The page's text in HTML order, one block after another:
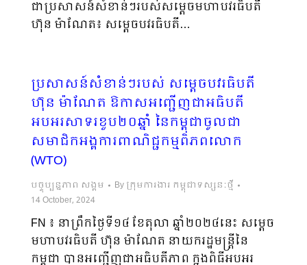
ជាប្រសាសន៍សំខាន់ៗរប​ស់សម្តេចមហាបវរធិបតី
ហ៊ុន ម៉ាណែត៖ សម្តេចបវរធិបតី…
ប្រសាសន៍សំខាន់ៗរបស់ សម្ដេចបវរធិបតី
ហ៊ុន ម៉ាណែត ឱកាសអញ្ជើញជាអធិបតី
អបអរសាទរខួប២០ឆ្នាំ នៃកម្ពុជាចូលជា
សមាជិកអង្គការពាណិជ្ជកម្មពិភពលោក
(WTO)
បច្ចុប្បន្នភាព សង្គម By ក្រុមការងារ កម្ពុជាទស្សនៈថ្មី
14 October, 2024
FN ៖ នាព្រឹកថ្ងៃទី១៤ ខែតុលា ឆ្នាំ២០២៤នេះ សម្ដេច
មហាបវរធិបតី ហ៊ុន ម៉ាណែត នាយករដ្ឋមន្ត្រីនៃ
កម្ពុជា បានអញ្ជើញជាអធិបតីភាព ក្នុងពិធីអបអរ